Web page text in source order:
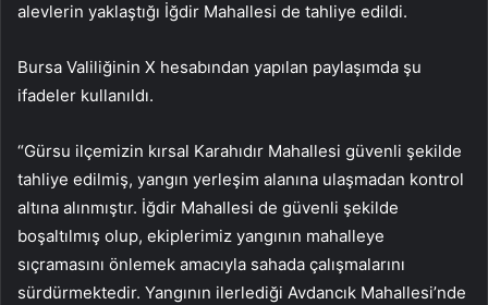
alevlerin yaklaştığı İğdir Mahallesi de tahliye edildi.
Bursa Valiliğinin X hesabından yapılan paylaşımda şu
ifadeler kullanıldı.
“Gürsu ilçemizin kırsal Karahıdır Mahallesi güvenli şekilde
tahliye edilmiş, yangın yerleşim alanına ulaşmadan kontrol
altına alınmıştır. İğdir Mahallesi de güvenli şekilde
boşaltılmış olup, ekiplerimiz yangının mahalleye
sıçramasını önlemek amacıyla sahada çalışmalarını
sürdürmektedir. Yangının ilerlediği Avdancık Mahallesi’nde